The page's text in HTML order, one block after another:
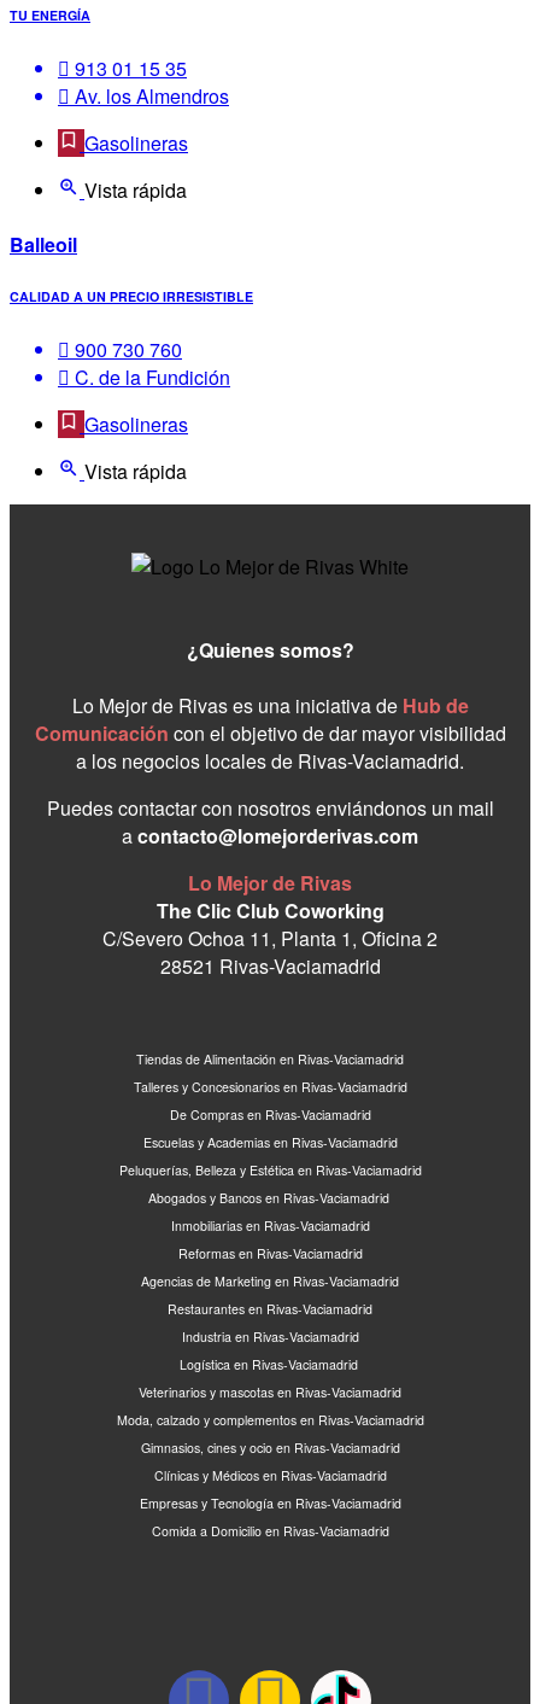
TU ENERGÍA
913 01 15 35
Av. los Almendros
Gasolineras
Vista rápida
Balleoil
CALIDAD A UN PRECIO IRRESISTIBLE
900 730 760
C. de la Fundición
Gasolineras
Vista rápida
¿Quienes somos?
Lo Mejor de Rivas es una iniciativa de Hub de
Comunicación con el objetivo de dar mayor visibilidad
a los negocios locales de Rivas-Vaciamadrid.
Puedes contactar con nosotros enviándonos un mail
acontacto@lomejorderivas.com
Lo Mejor de Rivas
The Clic Club Coworking
C/Severo Ochoa 11, Planta 1, Oficina 2
28521 Rivas-Vaciamadrid
Tiendas de Alimentación en Rivas-Vaciamadrid
Talleres y Concesionarios en Rivas-Vaciamadrid
De Compras en Rivas-Vaciamadrid
Escuelas y Academias en Rivas-Vaciamadrid
Peluquerías, Belleza y Estética en Rivas-Vaciamadrid
Abogados y Bancos en Rivas-Vaciamadrid
Inmobiliarias en Rivas-Vaciamadrid
Reformas en Rivas-Vaciamadrid
Agencias de Marketing en Rivas-Vaciamadrid
Restaurantes en Rivas-Vaciamadrid
Industria en Rivas-Vaciamadrid
Logística en Rivas-Vaciamadrid
Veterinarios y mascotas en Rivas-Vaciamadrid
Moda, calzado y complementos en Rivas-Vaciamadrid
Gimnasios, cines y ocio en Rivas-Vaciamadrid
Clínicas y Médicos en Rivas-Vaciamadrid
Empresas y Tecnología en Rivas-Vaciamadrid
Comida a Domicilio en Rivas-Vaciamadrid